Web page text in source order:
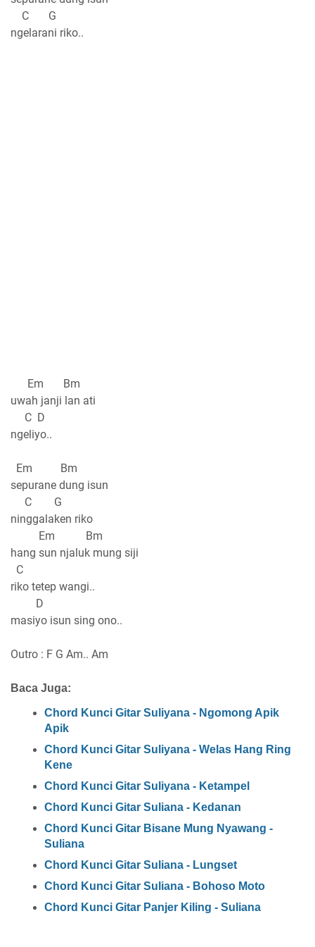
C G
ngelarani riko..
Em Bm
uwah janji lan ati
C D
ngeliyo..
Em Bm
sepurane dung isun
C G
ninggalaken riko
Em Bm
hang sun njaluk mung siji
C
riko tetep wangi..
D
masiyo isun sing ono..
Outro : F G Am.. Am
Baca Juga:
Chord Kunci Gitar Suliyana - Ngomong Apik
Apik
Chord Kunci Gitar Suliyana - Welas Hang Ring
Kene
Chord Kunci Gitar Suliyana - Ketampel
Chord Kunci Gitar Suliana - Kedanan
Chord Kunci Gitar Bisane Mung Nyawang -
Suliana
Chord Kunci Gitar Suliana - Lungset
Chord Kunci Gitar Suliana - Bohoso Moto
Chord Kunci Gitar Panjer Kiling - Suliana